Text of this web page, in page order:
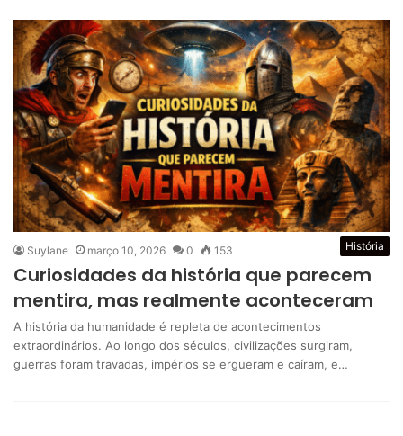
História
Suylane março 10, 2026 0 153
Curiosidades da história que parecem
mentira, mas realmente aconteceram
A história da humanidade é repleta de acontecimentos
extraordinários. Ao longo dos séculos, civilizações surgiram,
guerras foram travadas, impérios se ergueram e caíram, e…